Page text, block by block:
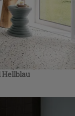
Hellblau